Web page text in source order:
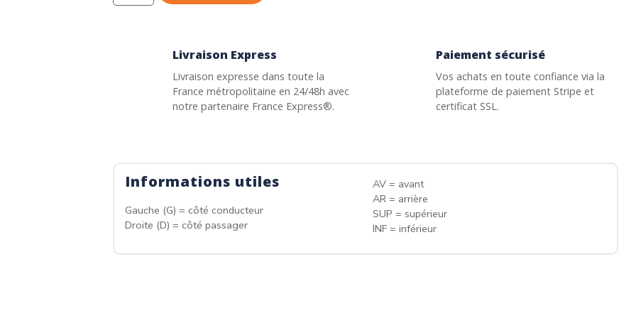
Livraison Express
Livraison expresse dans toute la
France métropolitaine en 24/48h avec
notre partenaire France Express®.
Paiement sécurisé
Vos achats en toute confiance via la
plateforme de paiement Stripe et
certificat SSL.
Informations utiles
Gauche (G) = côté conducteur
Droite (D) = côté passager
AV = avant
AR = arrière
SUP = supérieur
INF = inférieur